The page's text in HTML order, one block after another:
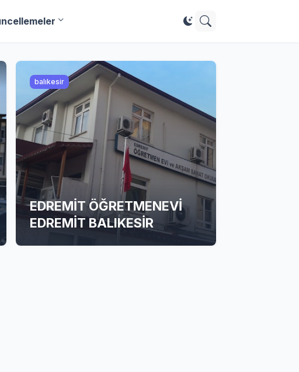
balıkesir
EDREMİT ÖĞRETMENEVİ
EDREMİT BALIKESİR